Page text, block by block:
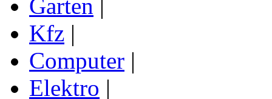
Garten |
Kfz |
Computer |
Elektro |